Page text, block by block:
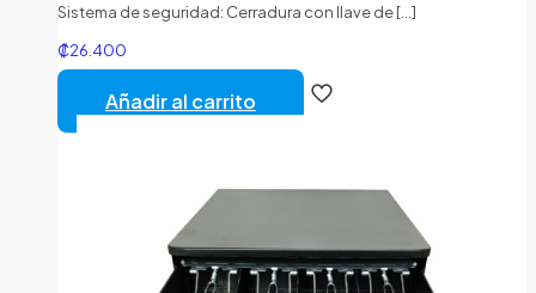
Sistema de seguridad: Cerradura con llave de[…]
₡26.400
Añadir al carrito